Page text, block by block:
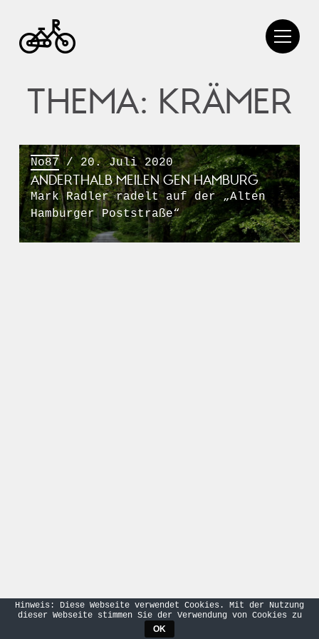
THEMA: KRÄMER
No87/ 20. Juli 2020
ANDERTHALB MEILEN GEN HAMBURG
Mark Radler radelt auf der „Alten
Hamburger Poststraße“
Hinweis: Diese Webseite verwendet Cookies. Mit der Nutzung
dieser Webseite stimmen Sie der Verwendung von Cookies zu
OK